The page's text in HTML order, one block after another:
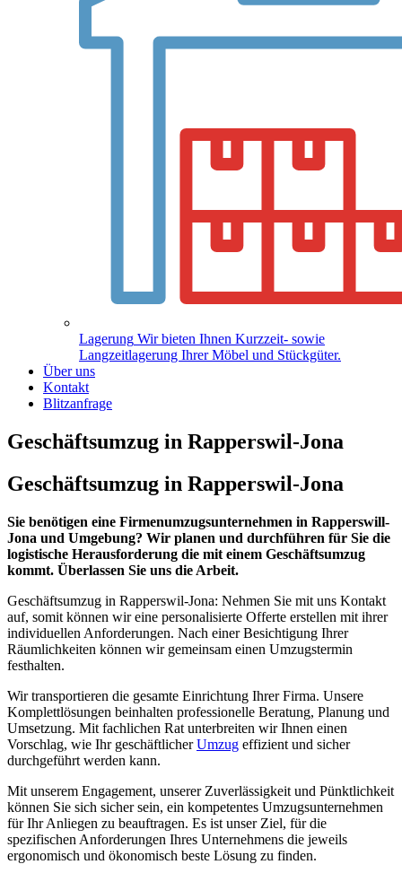
Lagerung Wir bieten Ihnen Kurzzeit- sowie
Langzeitlagerung Ihrer Möbel und Stückgüter.
Über uns
Kontakt
Blitzanfrage
Geschäftsumzug in Rapperswil-Jona
Geschäftsumzug in Rapperswil-Jona
Sie benötigen eine Firmenumzugsunternehmen in Rapperswill-
Jona und Umgebung? Wir planen und durchführen für Sie die
logistische Herausforderung die mit einem Geschäftsumzug
kommt. Überlassen Sie uns die Arbeit.
Geschäftsumzug in Rapperswil-Jona: Nehmen Sie mit uns Kontakt
auf, somit können wir eine personalisierte Offerte erstellen mit ihrer
individuellen Anforderungen. Nach einer Besichtigung Ihrer
Räumlichkeiten können wir gemeinsam einen Umzugstermin
festhalten.
Wir transportieren die gesamte Einrichtung Ihrer Firma. Unsere
Komplettlösungen beinhalten professionelle Beratung, Planung und
Umsetzung. Mit fachlichen Rat unterbreiten wir Ihnen einen
Vorschlag, wie Ihr geschäftlicherUmzug effizient und sicher
durchgeführt werden kann.
Mit unserem Engagement, unserer Zuverlässigkeit und Pünktlichkeit
können Sie sich sicher sein, ein kompetentes Umzugsunternehmen
für Ihr Anliegen zu beauftragen. Es ist unser Ziel, für die
spezifischen Anforderungen Ihres Unternehmens die jeweils
ergonomisch und ökonomisch beste Lösung zu finden.